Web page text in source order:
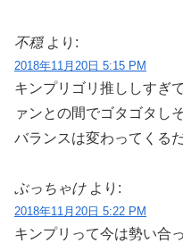
不穏 より:
2018年11月20日 5:15 PM
キンプリゴリ推ししすぎ
ァンとの間でゴタゴタし
バランスは変わってくる
ぶっちゃけ より:
2018年11月20日 5:22 PM
キンプリって今は勢い合